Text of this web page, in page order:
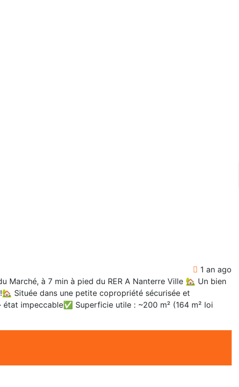
1 an ago
Marché, à 7 min à pied du RER A Nanterre Ville 🏡 Un bien
Située dans une petite copropriété sécurisée et
impeccable✅ Superficie utile : ~200 m² (164 m² loi